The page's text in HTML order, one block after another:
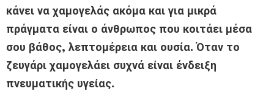
κάνει να χαμογελάς ακόμα και για μικρά
πράγματα είναι ο άνθρωπος που κοιτάει μέσα
σου βάθος, λεπτομέρεια και ουσία. Όταν το
ζευγάρι χαμογελάει συχνά είναι ένδειξη
πνευματικής υγείας.